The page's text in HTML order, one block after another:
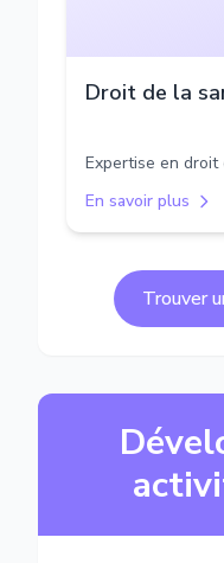
Droit de la
Expertise en
En savoir plus
Trouver